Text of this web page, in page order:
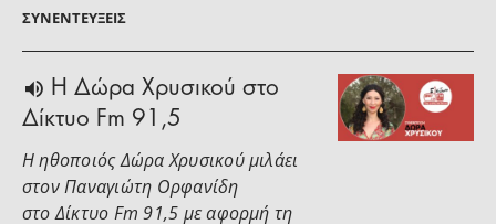
ΣΥΝΕΝΤΕΎΞΕΙΣ
H Δώρα Χρυσικού στο
Δίκτυο Fm 91,5
Η ηθοποιός Δώρα Χρυσικού μιλάει
στoν Παναγιώτη Ορφανίδη
στο Δίκτυο Fm 91,5 με αφορμή τη